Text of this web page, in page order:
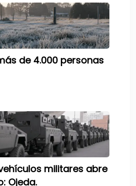
de 4.000 personas
militares abre
Ojeda.